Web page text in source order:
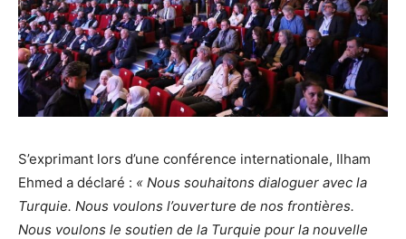
S’exprimant lors d’une conférence internationale, Ilham
Ehmed a déclaré : « Nous souhaitons dialoguer avec la
Turquie. Nous voulons l’ouverture de nos frontières.
Nous voulons le soutien de la Turquie pour la nouvelle